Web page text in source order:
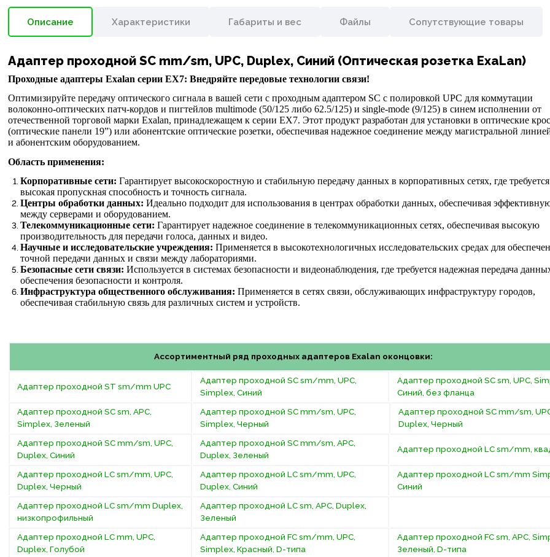
Описание Характеристики Габариты и вес Файлы Сопутствующие товары
Адаптер проходной SC mm/sm, UPC, Duplex, Синий (Оптическая розетка ExaLan)
Проходные адаптеры Exalan серии EX7: Внедряйте передовые технологии связи!
Оптимизируйте передачу оптического сигнала в вашей сети с проходным адаптером SC с полировкой UPC для коммутации
волоконно-оптических патч-кордов и пигтейлов multimode (50/125 либо 62.5/125) и single-mode (9/125) в синем исполнении от
отечественной торговой марки Exalan, принадлежащем к серии EX7. Этот продукт разработан для установки в оптические
(оптические панели 19”) или абонентские оптические розетки, обеспечивая надежное соединение между магистральной
и абонентским оборудованием.
Область применения:
Корпоративные сети: Гарантирует высокоскоростную и стабильную передачу данных в корпоративных сетях, где требуется
высокая пропускная способность и точность сигнала.
Центры обработки данных: Идеально подходит для использования в центрах обработки данных, обеспечивая
между серверами и оборудованием.
Телекоммуникационные сети: Гарантирует надежное соединение в телекоммуникационных сетях, обеспечивая высокую
производительность для передачи голоса, данных и видео.
Научные и исследовательские учреждения: Применяется в высокотехнологичных исследовательских средах для
точной передачи данных и связи между лабораториями.
Безопасные сети связи: Используется в системах безопасности и видеонаблюдения, где требуется надежная передача
обеспечения безопасности и контроля.
Инфраструктура общественного обслуживания: Применяется в сетях связи, обслуживающих инфраструктуру городов,
обеспечивая стабильную связь для различных систем и устройств.
Ассортиментный ряд проходных адаптеров Exalan оконцовки:
Адаптер проходной ST sm/mm UPC
Адаптер проходной SC sm/mm, UPC,
Simplex, Синий
Адаптер проходной SC sm, UPC,
Синий, без фланца
Адаптер проходной SC sm, APC,
Simplex, Зеленый
Адаптер проходной SC mm/sm, UPC,
Simplex, Черный
Адаптер проходной SC mm/sm,
Duplex, Черный
Адаптер проходной SC mm/sm, UPC,
Duplex, Синий
Адаптер проходной SC mm/sm, APC,
Duplex, Зеленый
Адаптер проходной LС sm/mm,
Адаптер проходной LC sm/mm, UPC,
Duplex, Черный
Адаптер проходной LC sm/mm, UPC,
Duplex, Синий
Адаптер проходной LC sm/mm
Синий
Адаптер проходной LC sm/mm Duplex,
низкопрофильный
Адаптер проходной LC sm, APC, Duplex,
Зеленый
Адаптер проходной LC mm, UPC,
Duplex, Голубой
Адаптер проходной FC sm/mm, UPC,
Simplex, Красный, D-типа
Адаптер проходной FC sm, APC,
Зеленый, D-типа